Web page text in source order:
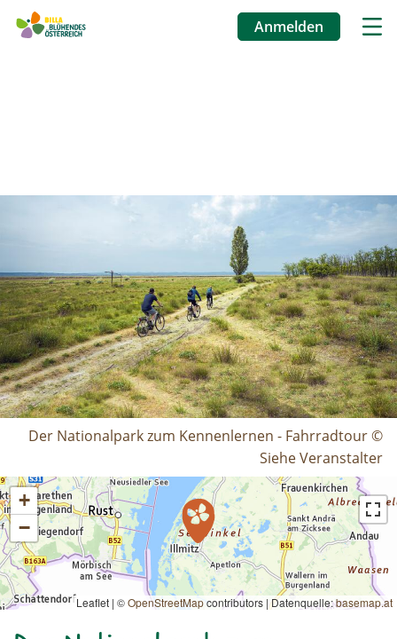
Anmelden
Der Nationalpark zum Kennenlernen - Fahrradtour ©
Siehe Veranstalter
+
−
Leaflet | ©OpenStreetMapcontributors |Datenquelle:basemap.at